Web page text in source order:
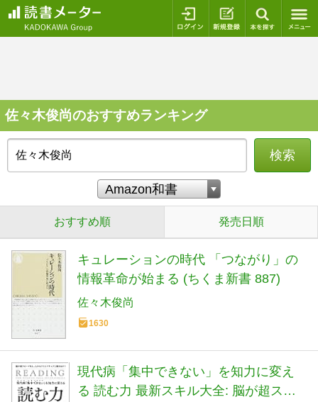
ログイン 新規登録
佐々木俊尚のおすすめランキング
検索
おすすめ順 発売日順
キュレーションの時代 「つながり」の
情報革命が始まる (ちくま新書 887)
佐々木俊尚
1630
現代病「集中できない」を知力に変え
る 読む力 最新スキル大全: 脳が超スピ